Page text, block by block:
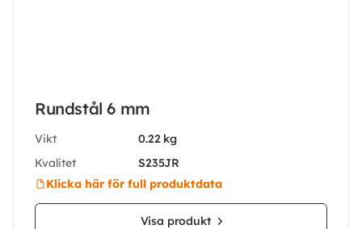
Rundstål 6 mm
Vikt
0.22 kg
Kvalitet
S235JR
Klicka här för full produktdata
Visa produkt